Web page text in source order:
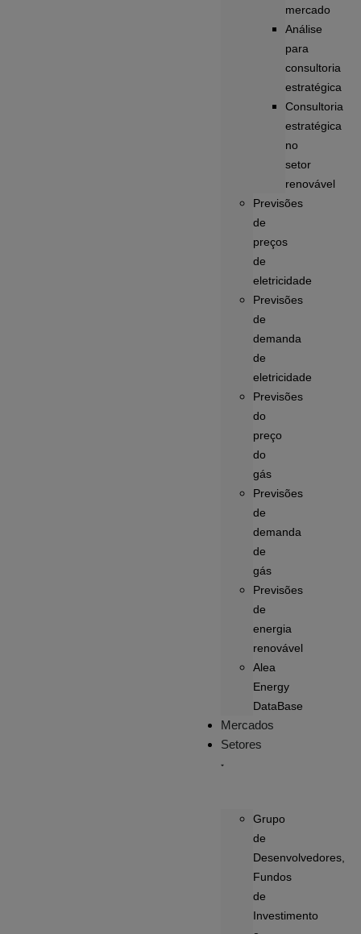
mercado
Análise
para
consultoria
estratégica
Consultoria
estratégica
no
setor
renovável
Previsões
de
preços
de
eletricidade
Previsões
de
demanda
de
eletricidade
Previsões
do
preço
do
gás
Previsões
de
demanda
de
gás
Previsões
de
energia
renovável
Alea
Energy
DataBase
Mercados
Setores
Grupo
de
Desenvolvedores,
Fundos
de
Investimento